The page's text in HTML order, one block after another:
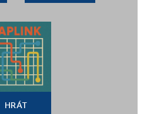
HRÁT